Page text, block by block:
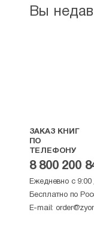
Вы
ЗАКАЗ КНИГ
ПО
ТЕЛЕФОНУ
8 800 200
Ежедневно с 9:00
Бесплатно по
E-mail: